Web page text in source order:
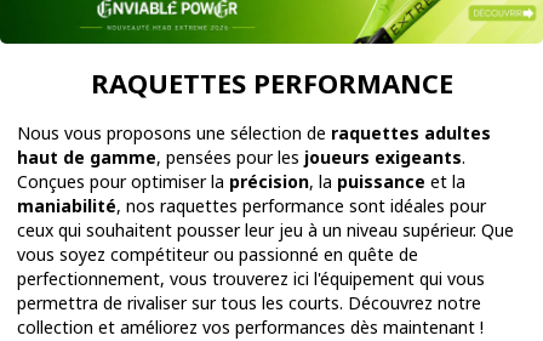
RAQUETTES PERFORMANCE
Nous vous proposons une sélection de raquettes adultes
haut de gamme, pensées pour les joueurs exigeants.
Conçues pour optimiser la précision, la puissance et la
maniabilité, nos raquettes performance sont idéales pour
ceux qui souhaitent pousser leur jeu à un niveau supérieur. Que
vous soyez compétiteur ou passionné en quête de
perfectionnement, vous trouverez ici l'équipement qui vous
permettra de rivaliser sur tous les courts. Découvrez notre
collection et améliorez vos performances dès maintenant !